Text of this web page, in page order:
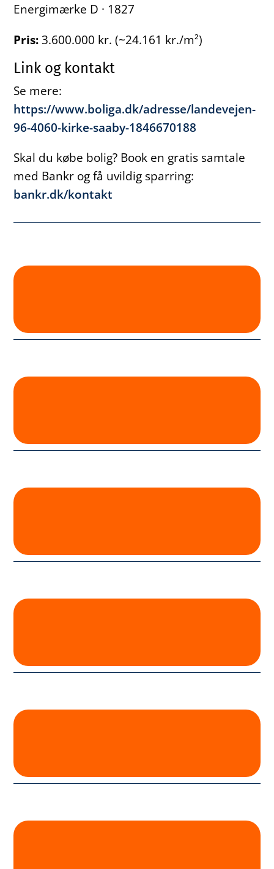
Energimærke D · 1827
Pris:3.600.000 kr. (~24.161 kr./m²)
Link og kontakt
Se mere:
https://www.boliga.dk/adresse/landevejen-
96-4060-kirke-saaby-1846670188
Skal du købe bolig? Book en gratis samtale
med Bankr og få uvildig sparring:
bankr.dk/kontakt